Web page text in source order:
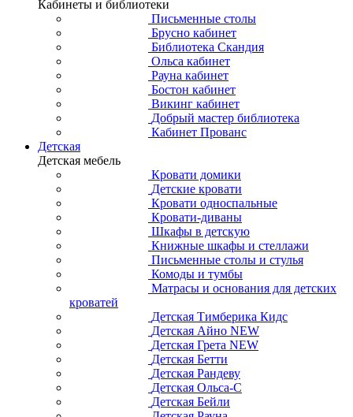
Кабинеты и библиотеки
Письменные столы
Брусно кабинет
Библиотека Скандия
Ольса кабинет
Рауна кабинет
Бостон кабинет
Викинг кабинет
Добрый мастер библиотека
Кабинет Прованс
Детская
Детская мебель
Кровати домики
Детские кровати
Кровати односпальные
Кровати-диваны
Шкафы в детскую
Книжные шкафы и стеллажи
Письменные столы и стулья
Комоды и тумбы
Матрасы и основания для детских
кроватей
Детская Тимберика Кидс
Детская Айно NEW
Детская Грета NEW
Детская Бетти
Детская Рандеву
Детская Ольса-С
Детская Бейли